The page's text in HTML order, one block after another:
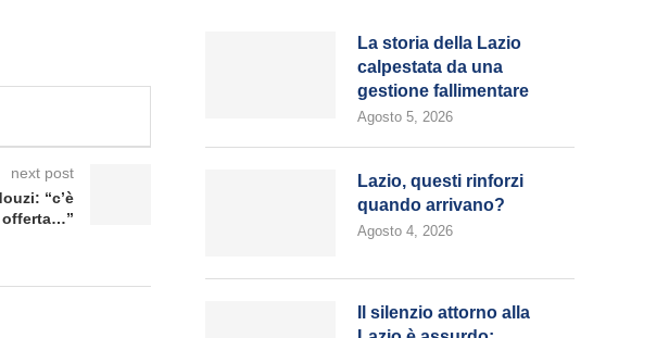
next post
“c’è
offerta…”
La storia della Lazio
calpestata da una
gestione fallimentare
Agosto 5, 2026
Lazio, questi rinforzi
quando arrivano?
Agosto 4, 2026
Il silenzio attorno alla